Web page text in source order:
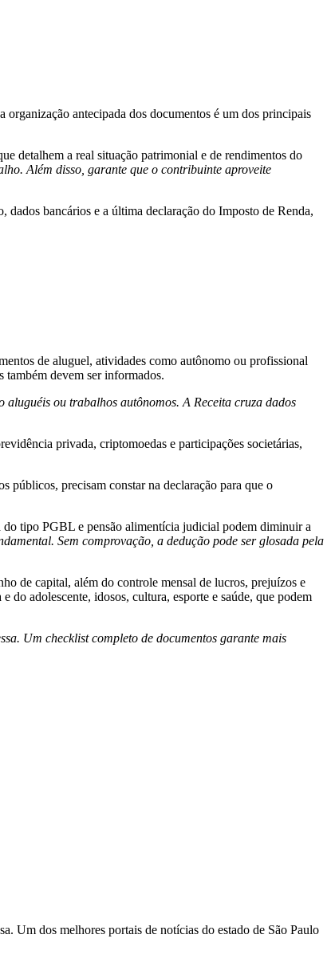
antecipada dos documentos é um dos principais
detalhem a real situação patrimonial e de rendimentos do
Além disso, garante que o contribuinte aproveite
dados bancários e a última declaração do Imposto de Renda,
de aluguel, atividades como autônomo ou profissional
também devem ser informados.
aluguéis ou trabalhos autônomos. A Receita cruza dados
privada, criptomoedas e participações societárias,
públicos, precisam constar na declaração para que o
do tipo PGBL e pensão alimentícia judicial podem diminuir a
Sem comprovação, a dedução pode ser glosada pela
de capital, além do controle mensal de lucros, prejuízos e
do adolescente, idosos, cultura, esporte e saúde, que podem
Um checklist completo de documentos garante mais
Um dos melhores portais de notícias do estado de São Paulo